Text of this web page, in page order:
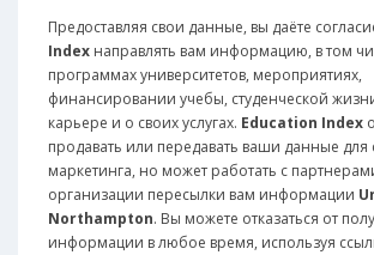
Предоставляя свои данные, вы даёте
Index направлять вам информацию, в том
программах университетов, мероприятиях,
финансировании учебы, студенческой
карьере и о своих услугах. Education Index
продавать или передавать ваши данные для
маркетинга, но может работать с
организации пересылки вам информации
Northampton. Вы можете отказаться от
информации в любое время, используя